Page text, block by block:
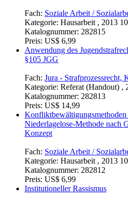
Fach: Soziale Arbeit /
Kategorie: Hausarbeit , 2013
Katalognummer: 282815
Preis: US$ 6,99
Anwendung des
§105 JGG
Fach: Jura -
Kategorie: Referat (Handout) ,
Katalognummer: 282813
Preis: US$ 14,99
Niederlagelose-Methode nach
Konzept
Fach: Soziale Arbeit /
Kategorie: Hausarbeit , 2013
Katalognummer: 282812
Preis: US$ 6,99
Institutioneller Rassismus